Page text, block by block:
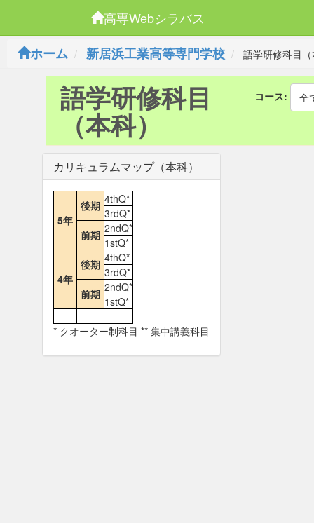
高専Webシラバス
ホーム
新居浜工業高等専門学校 語学研修科目
語学研修科目
（本科）
コース: 全
カリキュラムマップ（本科）
5年
後期 4thQ*
3rdQ*
前期 2ndQ*
1stQ*
4年
後期 4thQ*
3rdQ*
前期 2ndQ*
1stQ*
* クオーター制科目 ** 集中講義科目